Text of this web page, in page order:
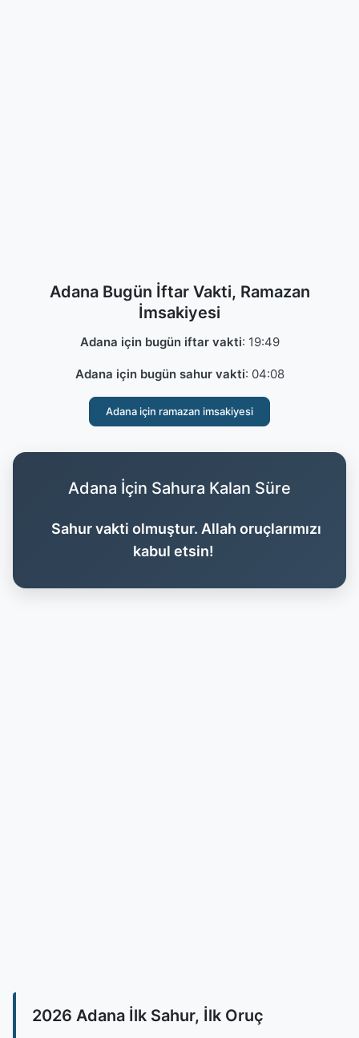
Adana Bugün İftar Vakti, Ramazan
İmsakiyesi
Adana için bugün iftar vakti: 19:49
Adana için bugün sahur vakti: 04:08
Adana için ramazan imsakiyesi
Adana İçin Sahura Kalan Süre
Sahur vakti olmuştur. Allah oruçlarımızı
kabul etsin!
2026 Adana İlk Sahur, İlk Oruç